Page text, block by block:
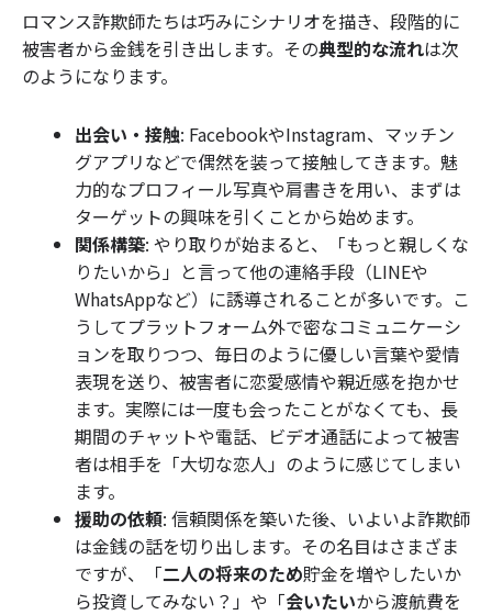
ロマンス詐欺師たちは巧みにシナリオを描き、段階的に
被害者から金銭を引き出します。その典型的な流れは次
のようになります。
出会い・接触: FacebookやInstagram、マッチン
グアプリなどで偶然を装って接触してきます。魅
力的なプロフィール写真や肩書きを用い、まずは
ターゲットの興味を引くことから始めます。
関係構築: やり取りが始まると、「もっと親しくな
りたいから」と言って他の連絡手段（LINEや
WhatsAppなど）に誘導されることが多いです。こ
うしてプラットフォーム外で密なコミュニケーシ
ョンを取りつつ、毎日のように優しい言葉や愛情
表現を送り、被害者に恋愛感情や親近感を抱かせ
ます。実際には一度も会ったことがなくても、長
期間のチャットや電話、ビデオ通話によって被害
者は相手を「大切な恋人」のように感じてしまい
ます。
援助の依頼: 信頼関係を築いた後、いよいよ詐欺師
は金銭の話を切り出します。その名目はさまざま
ですが、「二人の将来のため貯金を増やしたいか
ら投資してみない？」や「会いたいから渡航費を